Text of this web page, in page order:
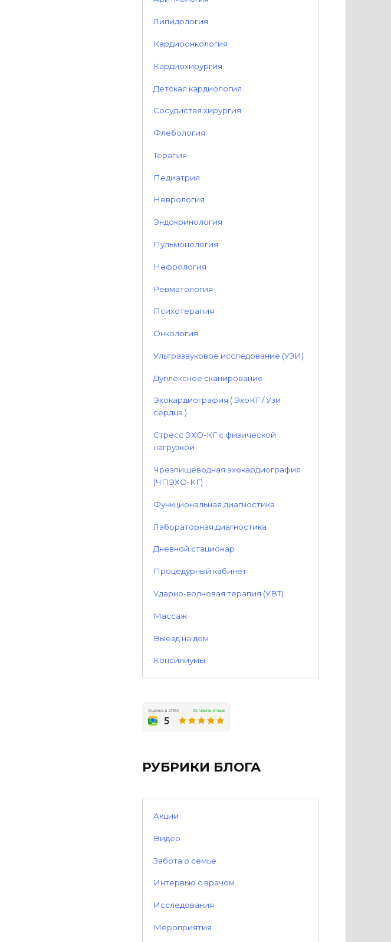
Липидология
Кардиоонкология
Кардиохирургия
Детская кардиология
Сосудистая хирургия
Флебология
Терапия
Педиатрия
Неврология
Эндокринология
Пульмонология
Нефрология
Ревматология
Психотерапия
Онкология
Ультразвуковое исследование (УЗИ)
Дуплексное сканирование
Эхокардиография ( ЭхоКГ / Узи
сердца )
Стресс ЭХО-КГ с физической
нагрузкой
Чрезпищеводная эхокардиография
(ЧПЭХО-КГ)
Функциональная диагностика
Лабораторная диагностика
Дневной стационар
Процедурный кабинет
Ударно-волновая терапия (УВТ)
Массаж
Выезд на дом
Консилиумы
РУБРИКИ БЛОГА
Акции
Видео
Забота о семье
Интервью с врачом
Исследования
Мероприятия